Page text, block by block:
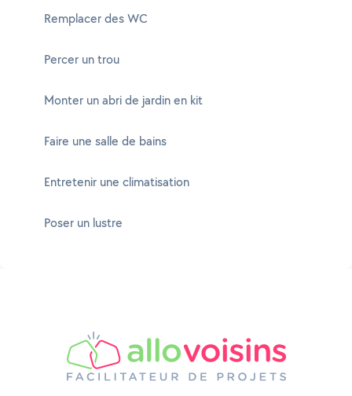
Remplacer des WC
Percer un trou
Monter un abri de jardin en kit
Faire une salle de bains
Entretenir une climatisation
Poser un lustre